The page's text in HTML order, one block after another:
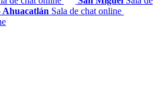
Ahuacatlán Sala de chat online